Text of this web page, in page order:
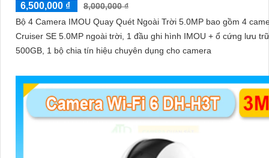
6,500,000 ₫
8,000,000 ₫
Bộ 4 Camera IMOU Quay Quét Ngoài Trời 5.0MP bao gồm 4
Cruiser SE 5.0MP ngoài trời, 1 đầu ghi hình IMOU + ổ cứng lưu trữ
500GB, 1 bộ chia tín hiệu chuyên dụng cho camera